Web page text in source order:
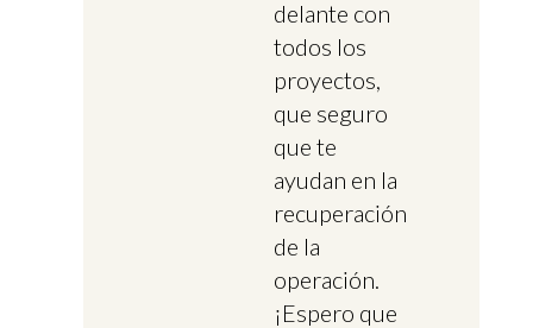
delante con
todos los
proyectos,
que seguro
que te
ayudan en la
recuperación
de la
operación.
¡Espero que